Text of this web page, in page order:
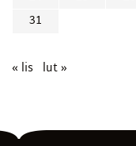
31
« lis lut »